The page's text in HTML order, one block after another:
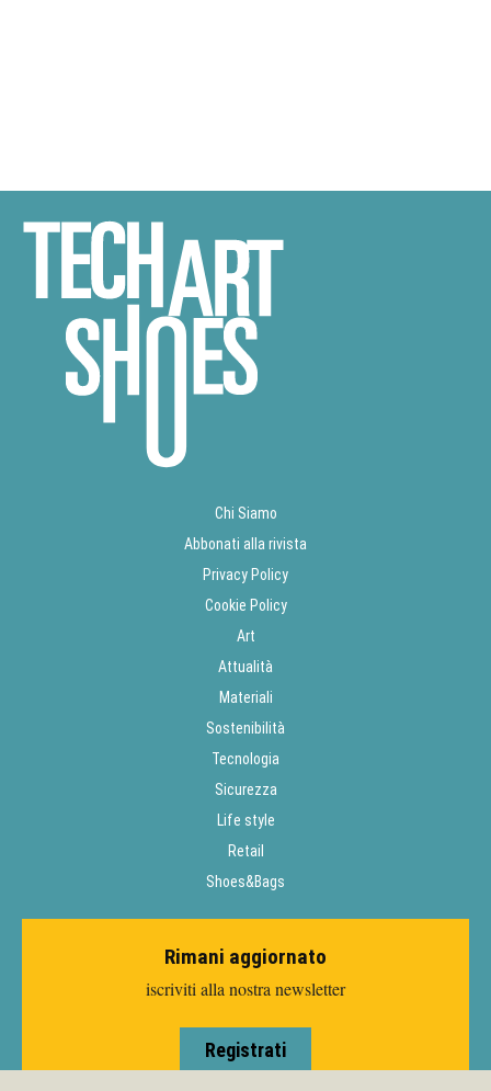
Chi Siamo
Abbonati alla rivista
Privacy Policy
Cookie Policy
Art
Attualità
Materiali
Sostenibilità
Tecnologia
Sicurezza
Life style
Retail
Shoes&Bags
Rimani aggiornato
iscriviti alla nostra newsletter
Registrati